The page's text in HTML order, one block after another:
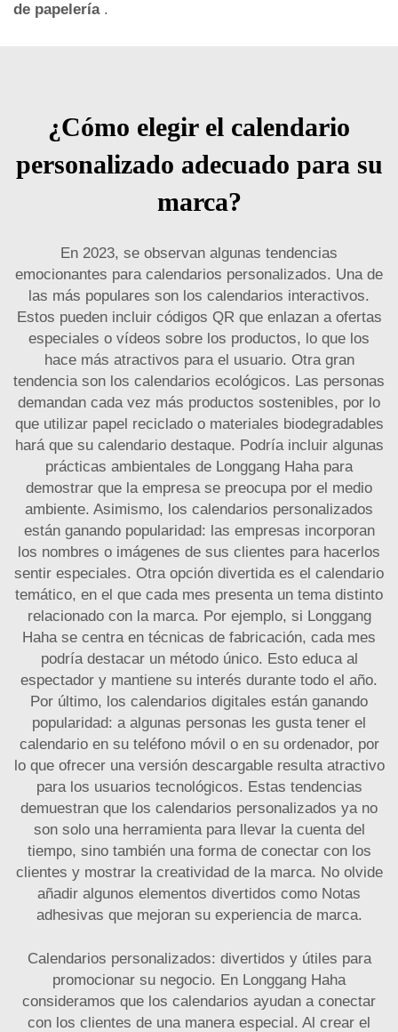
de papelería .
¿Cómo elegir el calendario
personalizado adecuado para su
marca?
En 2023, se observan algunas tendencias
emocionantes para calendarios personalizados. Una de
las más populares son los calendarios interactivos.
Estos pueden incluir códigos QR que enlazan a ofertas
especiales o vídeos sobre los productos, lo que los
hace más atractivos para el usuario. Otra gran
tendencia son los calendarios ecológicos. Las personas
demandan cada vez más productos sostenibles, por lo
que utilizar papel reciclado o materiales biodegradables
hará que su calendario destaque. Podría incluir algunas
prácticas ambientales de Longgang Haha para
demostrar que la empresa se preocupa por el medio
ambiente. Asimismo, los calendarios personalizados
están ganando popularidad: las empresas incorporan
los nombres o imágenes de sus clientes para hacerlos
sentir especiales. Otra opción divertida es el calendario
temático, en el que cada mes presenta un tema distinto
relacionado con la marca. Por ejemplo, si Longgang
Haha se centra en técnicas de fabricación, cada mes
podría destacar un método único. Esto educa al
espectador y mantiene su interés durante todo el año.
Por último, los calendarios digitales están ganando
popularidad: a algunas personas les gusta tener el
calendario en su teléfono móvil o en su ordenador, por
lo que ofrecer una versión descargable resulta atractivo
para los usuarios tecnológicos. Estas tendencias
demuestran que los calendarios personalizados ya no
son solo una herramienta para llevar la cuenta del
tiempo, sino también una forma de conectar con los
clientes y mostrar la creatividad de la marca. No olvide
añadir algunos elementos divertidos como Notas
adhesivas que mejoran su experiencia de marca.
Calendarios personalizados: divertidos y útiles para
promocionar su negocio. En Longgang Haha
consideramos que los calendarios ayudan a conectar
con los clientes de una manera especial. Al crear el